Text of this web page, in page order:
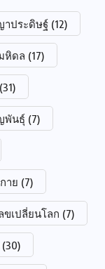
ประดิษฐ์ (12)
หิดล (17)
(31)
พันธุ์ (7)
าย (7)
ขเปลี่ยนโลก (7)
(30)